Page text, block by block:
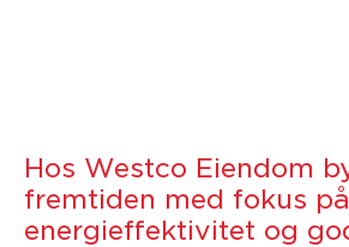
Hos Westco Eiendom
fremtiden med fokus
energieffektivitet og